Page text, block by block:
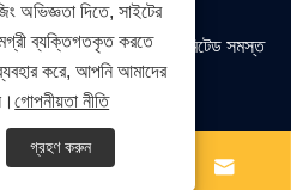
অ্যাপ্লায়েন্স কোং, লিমিটেড সমস্ত
সংরক্ষিত।
 
অভিজ্ঞতা দিতে, সাইটের
ব্যক্তিগতকৃত করতে
করে, আপনি আমাদের
গোপনীয়তা নীতি
গ্রহণ করুন